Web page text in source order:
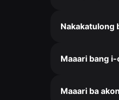
Nakakatulong
Maaari bang
Maaari ba